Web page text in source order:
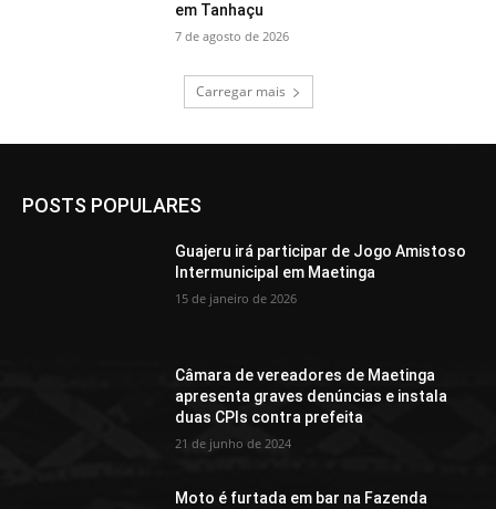
em Tanhaçu
7 de agosto de 2026
Carregar mais
POSTS POPULARES
Guajeru irá participar de Jogo Amistoso
Intermunicipal em Maetinga
15 de janeiro de 2026
Câmara de vereadores de Maetinga
apresenta graves denúncias e instala
duas CPIs contra prefeita
21 de junho de 2024
Moto é furtada em bar na Fazenda